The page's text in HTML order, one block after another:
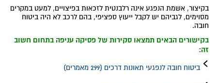
בקיצור, אשמת הנפגע אינה רלבנטית לזכאות בפיצויים, למעט במקרים
מסוימים, לגביהם יש לקבל ייעוץ ספציפי, בהם לרכב לא היה ביטוח
חובה.
בקישורים הבאים תמצאו סקירות של פסיקה עניפה בתחום חשוב
זה:
ביטוח חובה לנפגעי תאונות דרכים (299 מאמרים)